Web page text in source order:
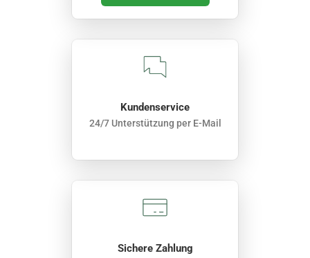
Kundenservice
24/7 Unterstützung per E-Mail
Sichere Zahlung